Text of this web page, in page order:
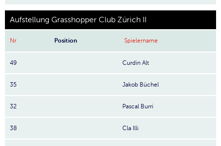
Aufstellung Grasshopper Club Zürich II
Nr Position Spielername
49 Curdin Alt
35 Jakob Büchel
32 Pascal Burri
38 Cla Illi